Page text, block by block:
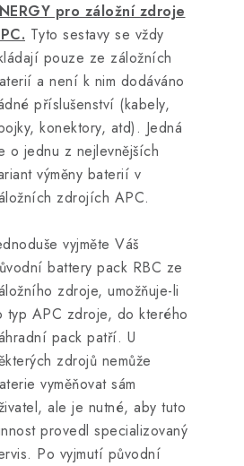
pro záložní zdroje
Tyto sestavy se vždy
pouze ze záložních
a není k nim dodáváno
příslušenství (kabely,
konektory, atd). Jedná
o jednu z nejlevnějších
výměny baterií v
zdrojích APC.
vyjměte Váš
battery pack RBC ze
zdroje, umožňuje-li
typ APC zdroje, do kterého
pack patří. U
zdrojů nemůže
vyměňovat sám
ale je nutné, aby tuto
provedl specializovaný
Po vyjmutí původní